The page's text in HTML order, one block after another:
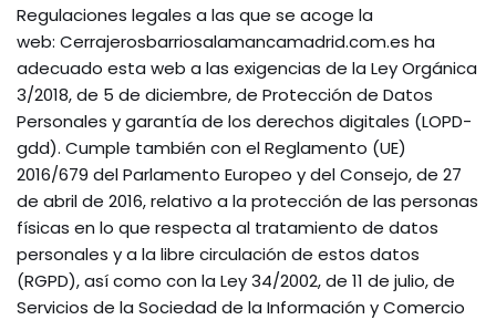
Regulaciones legales a las que se acoge la
web: Cerrajerosbarriosalamancamadrid.com.es ha
adecuado esta web a las exigencias de la Ley Orgánica
3/2018, de 5 de diciembre, de Protección de Datos
Personales y garantía de los derechos digitales (LOPD-
gdd). Cumple también con el Reglamento (UE)
2016/679 del Parlamento Europeo y del Consejo, de 27
de abril de 2016, relativo a la protección de las personas
físicas en lo que respecta al tratamiento de datos
personales y a la libre circulación de estos datos
(RGPD), así como con la Ley 34/2002, de 11 de julio, de
Servicios de la Sociedad de la Información y Comercio